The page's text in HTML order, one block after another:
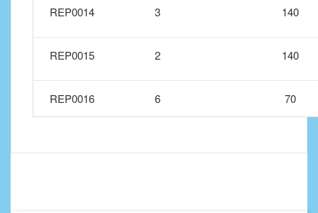
REP0014 3 140
REP0015 2 140
REP0016 6 70